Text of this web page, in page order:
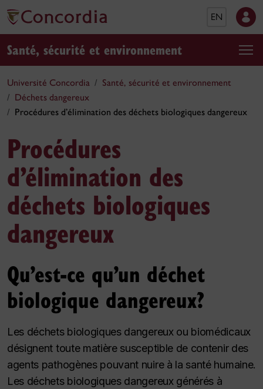
EN
Santé, sécurité et environnement
Université Concordia
Santé, sécurité et environnement
Déchets dangereux
Procédures d’élimination des déchets biologiques dangereux
Procédures
d’élimination des
déchets biologiques
dangereux
Qu’est-ce qu’un déchet
biologique dangereux?
Les déchets biologiques dangereux ou biomédicaux
désignent toute matière susceptible de contenir des
agents pathogènes pouvant nuire à la santé humaine.
Les déchets biologiques dangereux générés à